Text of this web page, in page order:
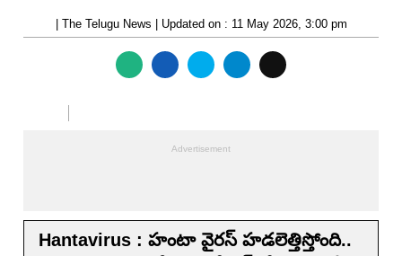
| The Telugu News | Updated on : 11 May 2026, 3:00 pm
Hantavirus : హంటా వైరస్ హడలెత్తిస్తోంది..